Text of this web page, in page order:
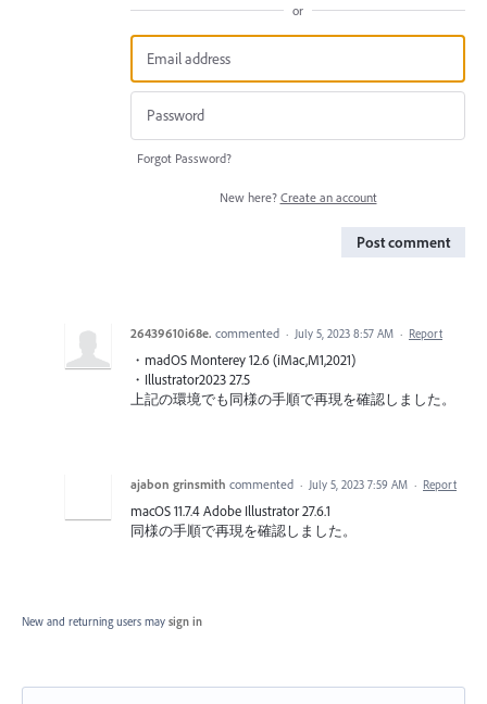
or
Forgot Password?
New here? Create an account
Post comment
26439610i68e. commented · July 5, 2023 8:57 AM · Report
・madOS Monterey 12.6 (iMac,M1,2021)
・Illustrator2023 27.5
上記の環境でも同様の手順で再現を確認しました。
ajabon grinsmith commented · July 5, 2023 7:59 AM · Report
macOS 11.7.4 Adobe Illustrator 27.6.1
同様の手順で再現を確認しました。
New and returning users may sign in